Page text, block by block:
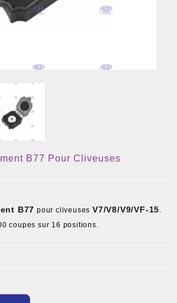
B77 Pour Cliveuses
B77 pour cliveusesV7/V8/V9/VF-15.
coupes sur 16 positions.